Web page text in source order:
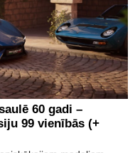
60 gadi –
99 vienībās (+